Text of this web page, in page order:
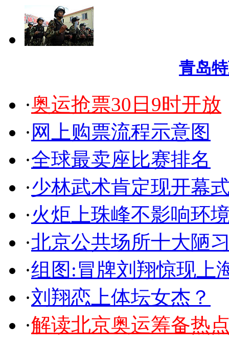
青岛
·奥运抢票30日9时开放
· 网上购票流程示意图
·全球最卖座比赛排名
·少林武术肯定现开幕
·火炬上珠峰不影响环
·北京公共场所十大陋
·组图:冒牌刘翔惊现上
·刘翔恋上体坛女杰？
·解读北京奥运筹备热